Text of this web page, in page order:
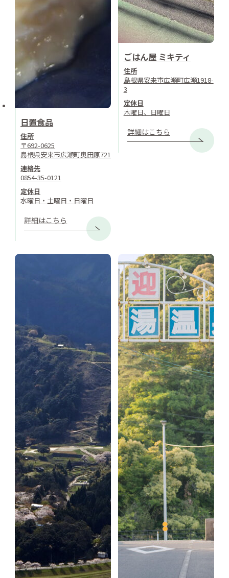
日置食品
住所
〒692-0625
島根県安来市広瀬町奥田原721
連絡先
0854-35-0121
定休日
水曜日・土曜日・日曜日
詳細はこちら
ごはん屋 ミキティ
住所
島根県安来市広瀬町広瀬1918-
3
定休日
木曜日、日曜日
詳細はこちら